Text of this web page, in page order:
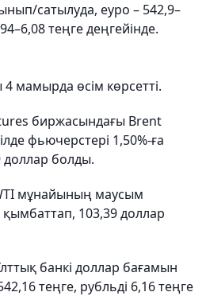
сатылуда, еуро – 542,9–
теңге деңгейінде.
мамырда өсім көрсетті.
биржасындағы Brent
фьючерстері 1,50%-ға
доллар болды.
мұнайының маусым
103,39 доллар
банкі доллар бағамын
теңге, рубльді 6,16 теңге